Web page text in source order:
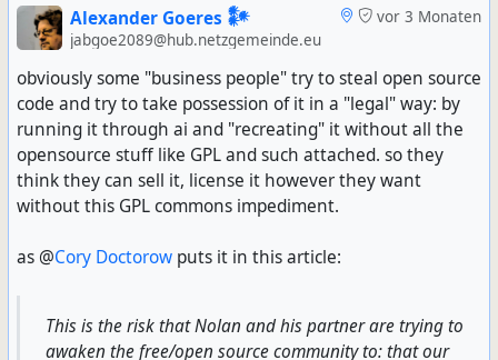
vor 3 Monaten
Alexander Goeres 𒀯
jabgoe2089@hub.netzgemeinde.eu
obviously some "business people" try to steal open source
code and try to take possession of it in a "legal" way: by
running it through ai and "recreating" it without all the
opensource stuff like GPL and such attached. so they
think they can sell it, license it however they want
without this GPL commons impediment.
as @Cory Doctorow puts it in this article:
This is the risk that Nolan and his partner are trying to
awaken the free/open source community to: that our